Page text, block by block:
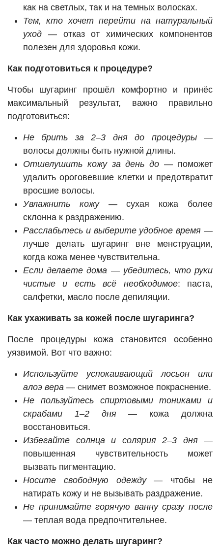
как на светлых, так и на темных волосках.
Тем, кто хочет перейти на натуральный
уход — отказ от химических компонентов
полезен для здоровья кожи.
Как подготовиться к процедуре?
Чтобы шугаринг прошёл комфортно и принёс
максимальный результат, важно правильно
подготовиться:
Не брить за 2–3 дня до процедуры—
волосы должны быть нужной длины.
Отшелушить кожу за день до — поможет
удалить ороговевшие клетки и предотвратит
вросшие волосы.
Увлажнить кожу— сухая кожа более
склонна к раздражению.
Расслабьтесь и выберите удобное время —
лучше делать шугаринг вне менструации,
когда кожа менее чувствительна.
Если делаете дома — убедитесь, что руки
чистые и есть всё необходимое: паста,
салфетки, масло после депиляции.
Как ухаживать за кожей после шугаринга?
После процедуры кожа становится особенно
уязвимой. Вот что важно:
Используйте успокаивающий лосьон или
алоэ вера — снимет возможное покраснение.
Не пользуйтесь спиртовыми тониками и
скрабами 1–2 дня— кожа должна
восстановиться.
Избегайте солнца и солярия 2–3 дня—
повышенная чувствительность может
вызвать пигментацию.
Носите свободную одежду— чтобы не
натирать кожу и не вызывать раздражение.
Не принимайте горячую ванну сразу после
— теплая вода предпочтительнее.
Как часто можно делать шугаринг?